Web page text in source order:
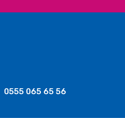
0555 065 65 56